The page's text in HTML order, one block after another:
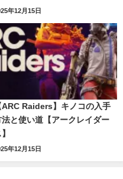
年12月15日
ARC Raiders】キノコの入手
法と使い道【アークレイダー
年12月15日